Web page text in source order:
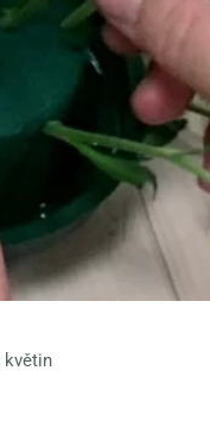
květin